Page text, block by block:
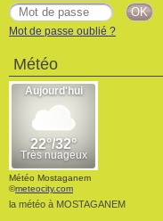
Mot de passe oublié ?
Météo
Météo Mostaganem
©meteocity.com
la météo à MOSTAGANEM